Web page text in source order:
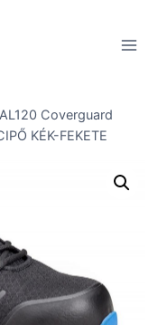
Coverguard
KÉK-FEKETE